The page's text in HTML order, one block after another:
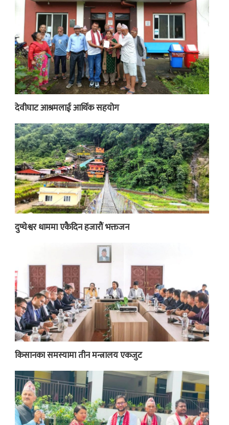
देवीघाट आश्रमलाई आर्थिक सहयोग
दुप्चेश्वर धाममा एकैदिन हजारौं भक्तजन
किसानका समस्यामा तीन मन्त्रालय एकजुट